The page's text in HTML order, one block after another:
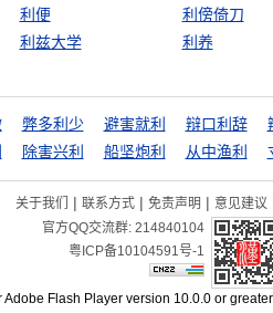
利便 利傍倚刀
利兹大学 利养
弊多利少 避害就利 辩口利辞
除害兴利 船坚炮利 从中渔利
关于我们 | 联系方式 | 免责声明 | 意见建议
官方QQ交流群: 214840104
粤ICP备10104591号-1
Flash Player version 10.0.0 or